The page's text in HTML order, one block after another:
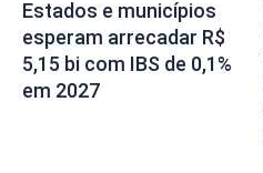
Estados e municípios
esperam arrecadar R$
5,15 bi com IBS de 0,1%
em 2027